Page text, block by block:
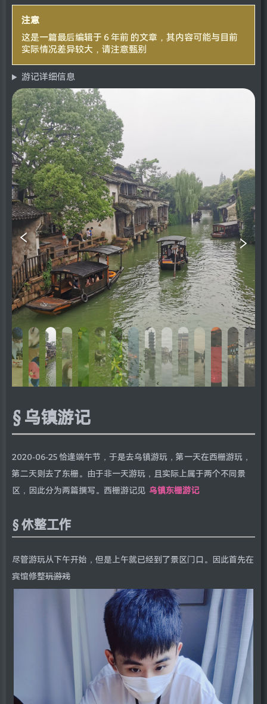
注意
这是一篇最后编辑于 6 年前 的文章，其内容可能与目前
实际情况差异较大，请注意甄别
游记详细信息
乌镇游记
2020-06-25 恰逢端午节，于是去乌镇游玩，第一天在西栅游玩，
第二天则去了东栅。由于非一天游玩，且实际上属于两个不同景
区，因此分为两篇撰写。西栅游记见 乌镇东栅游记
休整工作
尽管游玩从下午开始，但是上午就已经到了景区门口。因此首先在
宾馆修整玩游戏